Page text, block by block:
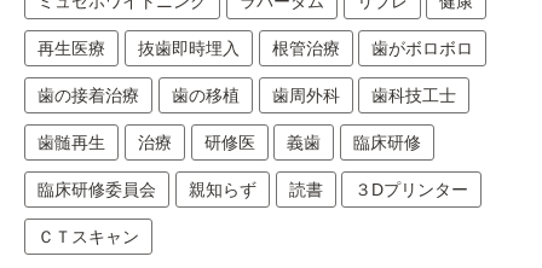
再生医療 抜歯即時埋入 根管治療 歯がボロボロ
歯の接着治療 歯の移植 歯周外科 歯科技工士
歯髄再生 治療 研修医 義歯 臨床研修
臨床研修委員会 親知らず 読書 ３Dプリンター
ＣＴスキャン